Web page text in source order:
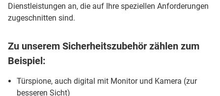
Dienstleistungen an, die auf Ihre speziellen Anforderungen
zugeschnitten sind.
Zu unserem Sicherheitszubehör zählen zum
Beispiel:
Türspione, auch digital mit Monitor und Kamera (zur
besseren Sicht)